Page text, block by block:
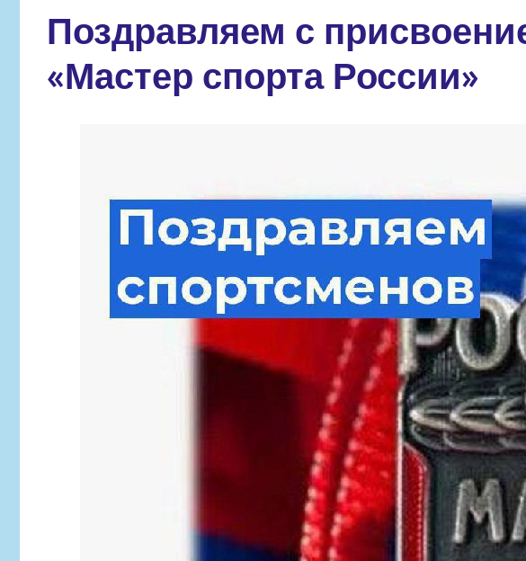
Поздравляем с
«Мастер спорта России»